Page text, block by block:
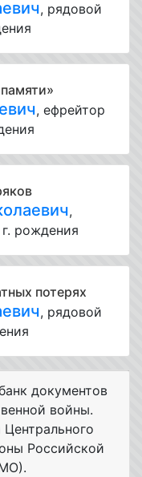
, рядовой
, ефрейтор
,
г. рождения
потерях
, рядовой
документов
войны.
Российской